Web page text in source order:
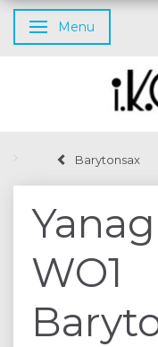
Skifte navigation
Menu
Barytonsax
WO1